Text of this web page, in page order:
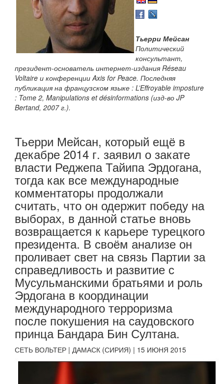
Тьерри Мейсан
Политический
консультант,
президент-основатель интернет-издания Réseau
Voltaire и конференции Axis for Peace. Последняя
публикация на французском языке : L’Effroyable imposture
: Tome 2, Manipulations et désinformations (изд-во JP
Bertand, 2007 г.).
Тьерри Мейсан, который ещё в
декабре 2014 г. заявил о закате
власти Реджепа Тайипа Эрдогана,
тогда как все международные
комментаторы продолжали
считать, что он одержит победу на
выборах, в данной статье вновь
возвращается к карьере турецкого
президента. В своём анализе он
проливает свет на связь Партии за
справедливость и развитие с
Мусульманскими братьями и роль
Эрдогана в координации
международного терроризма
после покушения на саудовского
принца Бандара Бин Султана.
СЕТЬ ВОЛЬТЕР | ДАМАСК (СИРИЯ) | 15 ИЮНЯ 2015